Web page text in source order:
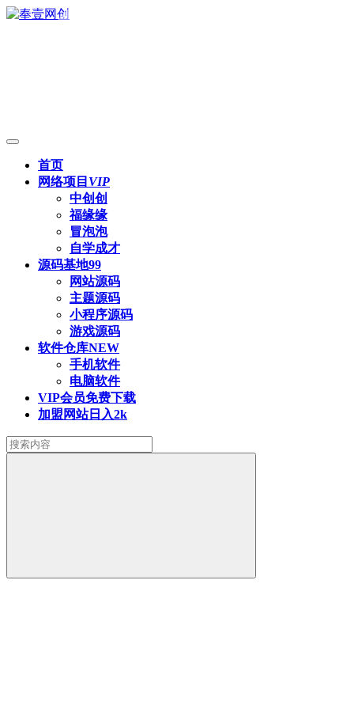
首页
网络项目 VIP
中创创
福缘缘
冒泡泡
自学成才
源码基地99
网站源码
主题源码
小程序源码
游戏源码
软件仓库NEW
手机软件
电脑软件
VIP会员免费下载
加盟网站日入2k